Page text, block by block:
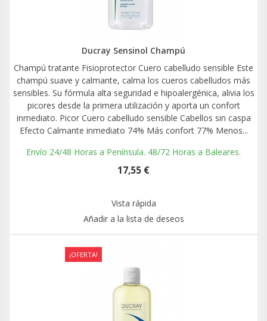
Ducray Sensinol Champú
Champú tratante Fisioprotector Cuero cabelludo sensible Este
champú suave y calmante, calma los cueros cabelludos más
sensibles. Su fórmula alta seguridad e hipoalergénica, alivia los
picores desde la primera utilización y aporta un confort
inmediato. Picor Cuero cabelludo sensible Cabellos sin caspa
Efecto Calmante inmediato 74% Más confort 77% Menos...
Envío 24/48 Horas a Península. 48/72 Horas a Baleares.
17,55 €
Vista rápida
Añadir a la lista de deseos
¡OFERTA!